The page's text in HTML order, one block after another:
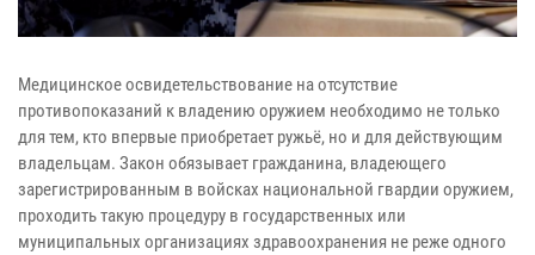
Медицинское освидетельствование на отсутствие
противопоказаний к владению оружием необходимо не только
для тем, кто впервые приобретает ружьё, но и для действующим
владельцам. Закон обязывает гражданина, владеющего
зарегистрированным в войсках национальной гвардии оружием,
проходить такую процедуру в государственных или
муниципальных организациях здравоохранения не реже одного